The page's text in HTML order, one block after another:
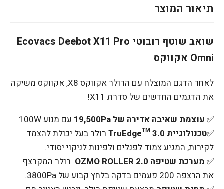
תיאור המוצר
שואב שוטף רובוטי Ecovacs Deebot X11 Pro
Omni אקווקס
לאחר הדגם המוצלח עם הרולר אקווקס X8, אקווקס משיקה
את הדגמים החדשים של סדרת X11!
✅ עוצמת שאיבה אדירה של 19,500Pa
עם מנוע 100W
✅טכנולוגיית TruEdge™ 3.0
רולר בעל יכולת להצמד
לקירות, המגיע צמוד לפנלים ולפינות לניקוי יסודי.
✅ מערכת שטיפה OZMO ROLLER 2.0
רולר המקרצף
את הרצפה 200 פעמים בדקה בלחץ קבוע של 3800Pa.